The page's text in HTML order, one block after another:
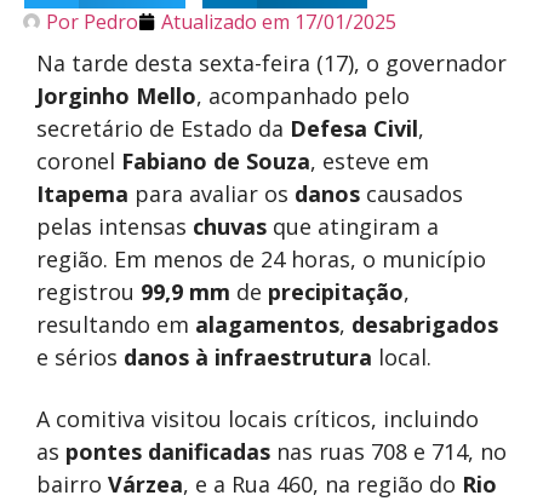
Por Pedro Atualizado em 17/01/2025
Na tarde desta sexta-feira (17), o governador
Jorginho Mello, acompanhado pelo
secretário de Estado da Defesa Civil,
coronel Fabiano de Souza, esteve em
Itapema para avaliar os danos causados
pelas intensas chuvas que atingiram a
região. Em menos de 24 horas, o município
registrou 99,9 mm de precipitação,
resultando em alagamentos, desabrigados
e sérios danos à infraestrutura local.
A comitiva visitou locais críticos, incluindo
as pontes danificadas nas ruas 708 e 714, no
bairro Várzea, e a Rua 460, na região do Rio